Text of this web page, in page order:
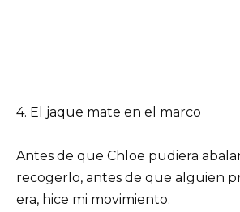
4. El jaque mate en el marco
Antes de que Chloe pudiera
recogerlo, antes de que alguien
era, hice mi movimiento.